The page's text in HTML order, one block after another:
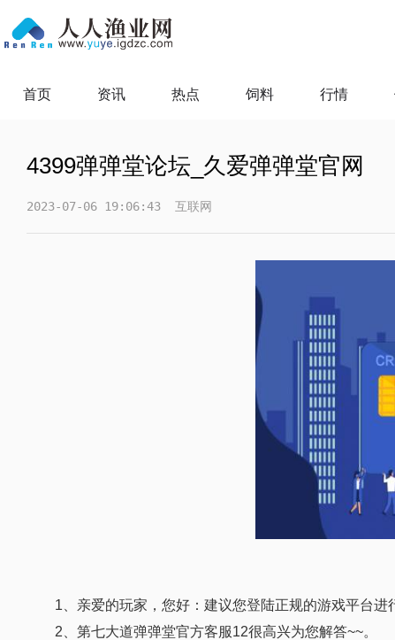
首页 资讯 热点 饲料 行情
4399弹弹堂论坛_久爱弹弹堂官网
2023-07-06 19:06:43 互联网
1、亲爱的玩家，您好：建议您登陆正规的游戏平台进
2、第七大道弹弹堂官方客服12很高兴为您解答~~。